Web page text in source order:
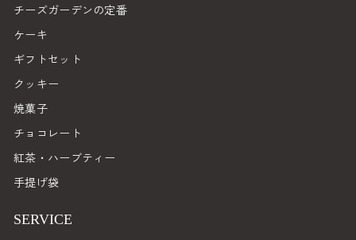
チーズガーデンの定番
ケーキ
ギフトセット
クッキー
焼菓子
チョコレート
紅茶・ハーブティー
手提げ袋
SERVICE